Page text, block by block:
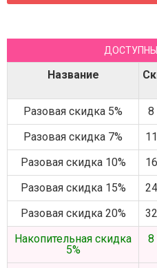
Название
Разовая скидка 5% 8
Разовая скидка 7%
Разовая скидка 10%
Разовая скидка 15%
Разовая скидка 20%
Накопительная скидка
5%
8